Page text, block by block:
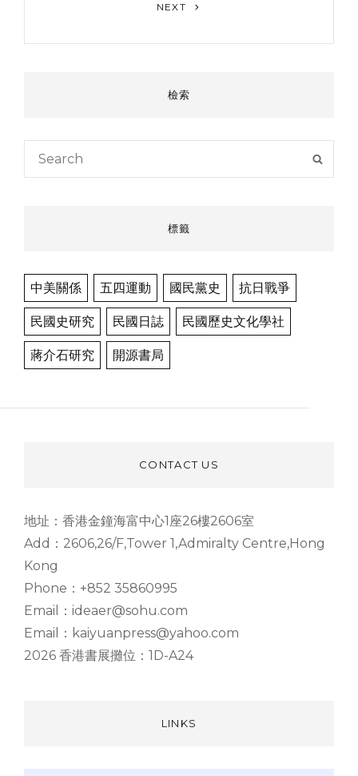
NEXT
檢索
Search
標籤
中美關係 五四運動 國民黨史 抗日戰爭
民國史研究 民國日誌 民國歷史文化學社
蔣介石研究 開源書局
CONTACT US
地址：香港金鐘海富中心1座26樓2606室
Add：2606,26/F,Tower 1,Admiralty Centre,Hong
Kong
Phone：+852 35860995
Email：ideaer@sohu.com
Email：kaiyuanpress@yahoo.com
2026 香港書展攤位：1D-A24
LINKS